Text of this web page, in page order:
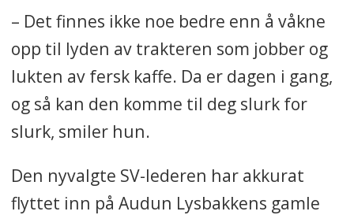
– Det finnes ikke noe bedre enn å våkne
opp til lyden av trakteren som jobber og
lukten av fersk kaffe. Da er dagen i gang,
og så kan den komme til deg slurk for
slurk, smiler hun.
Den nyvalgte SV-lederen har akkurat
flyttet inn på Audun Lysbakkens gamle